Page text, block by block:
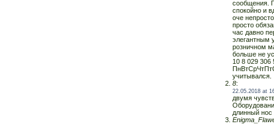
сообщения.
спокойно и
оче
просто
час давно
элегантным
розничном
больше не
10 8 029 306
учитывался.
8:
22.05.2018 at
двумя
длинный нос